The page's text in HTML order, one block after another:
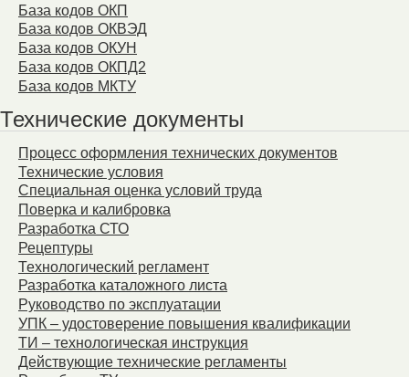
База кодов ОКП
База кодов ОКВЭД
База кодов ОКУН
База кодов ОКПД2
База кодов МКТУ
Технические документы
Процесс оформления технических документов
Технические условия
Специальная оценка условий труда
Поверка и калибровка
Разработка СТО
Рецептуры
Технологический регламент
Разработка каталожного листа
Руководство по эксплуатации
УПК – удостоверение повышения квалификации
ТИ – технологическая инструкция
Действующие технические регламенты